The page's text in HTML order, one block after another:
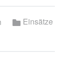
Einsätze